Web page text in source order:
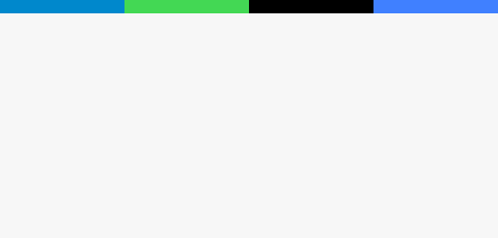
فيسبوك ‫X واتساب تيلقرام